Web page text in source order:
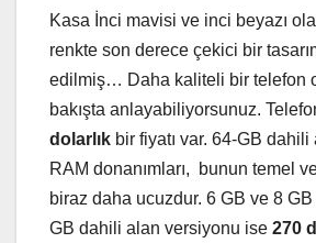
Kasa İnci mavisi ve inci beyazı
renkte son derece çekici bir
edilmiş… Daha kaliteli bir telefon
bakışta anlayabiliyorsunuz.
dolarlık bir fiyatı var. 64-GB
RAM donanımları, bunun temel
biraz daha ucuzdur. 6 GB ve 8
GB dahili alan versiyonu ise 270